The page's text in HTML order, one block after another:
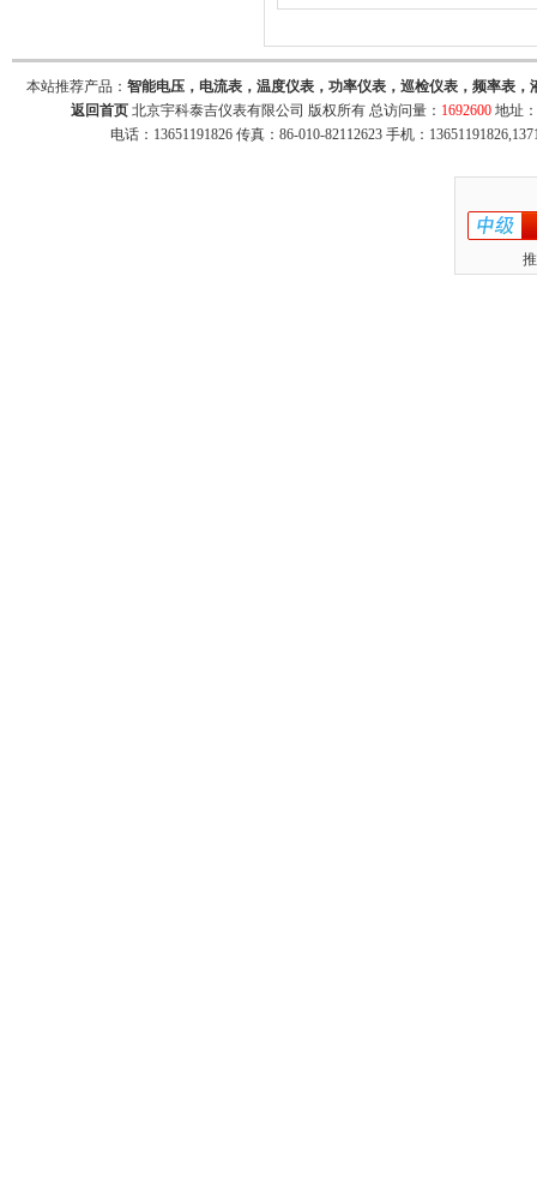
本站推荐产品： 智能电压，电流表，温度仪表，功率仪表，巡检仪表，频率表
返回首页 北京宇科泰吉仪表有限公司 版权所有 总访问量： 1692600 地址
电话：13651191826 传真：86-010-82112623 手机：